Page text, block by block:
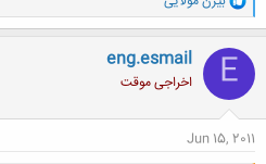
ا
ک
ن
ش
ه
ا
E
eng.esmail
اخراجی موقت
Jun 15, 2011